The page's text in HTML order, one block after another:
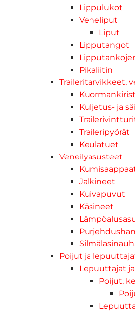
Lippulukot
Veneliput
Liput
Lipputangot
Pikaliitin
Traileritarvikkeet,
Kuljetus- ja
Traileripyörät
Keulatuet
Veneilyasusteet
Jalkineet
Kuivapuvut
Käsineet
Poijut ja
Lepuuttajat
Poijut,